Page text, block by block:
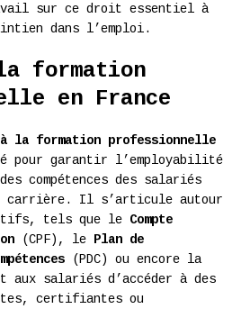
sur ce droit essentiel à
dans l’emploi.
formation
en France
la formation professionnelle
pour garantir l’employabilité
compétences des salariés
carrière. Il s’articule autour
tels que le Compte
(CPF), le
Plan de
(PDC) ou encore la
aux salariés d’accéder à des
certifiantes ou